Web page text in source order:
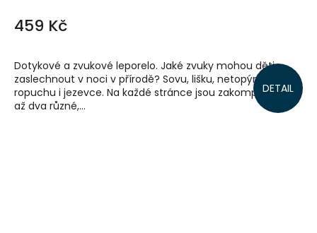
459 Kč
DETAIL
Dotykové a zvukové leporelo. Jaké zvuky mohou děti
zaslechnout v noci v přírodě? Sovu, lišku, netopýra,
ropuchu i jezevce. Na každé stránce jsou zakomponovány
až dva různé,...